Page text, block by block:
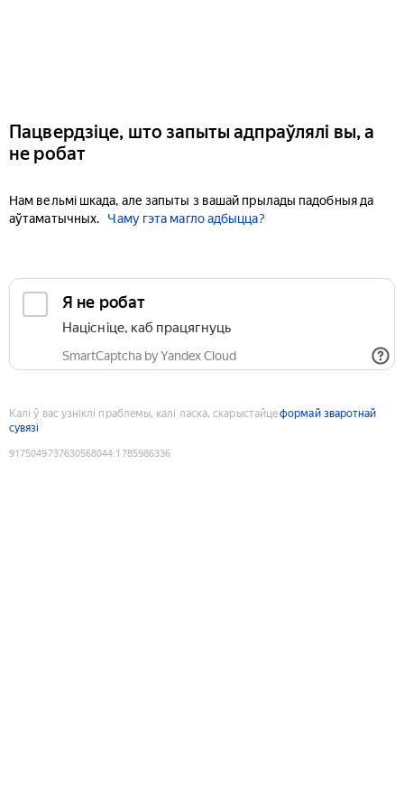
Пацвердзіце, што запыты адпраўлялі вы, а
не робат
Нам вельмі шкада, але запыты з вашай прылады падобныя да
аўтаматычных.
Чаму гэта магло адбыцца?
Я не робат
Націсніце, каб працягнуць
SmartCaptcha by Yandex Cloud
Калі ў вас узніклі праблемы, калі ласка, скарыстайцеформай зваротнай
сувязі
9175049737630568044:1785986336